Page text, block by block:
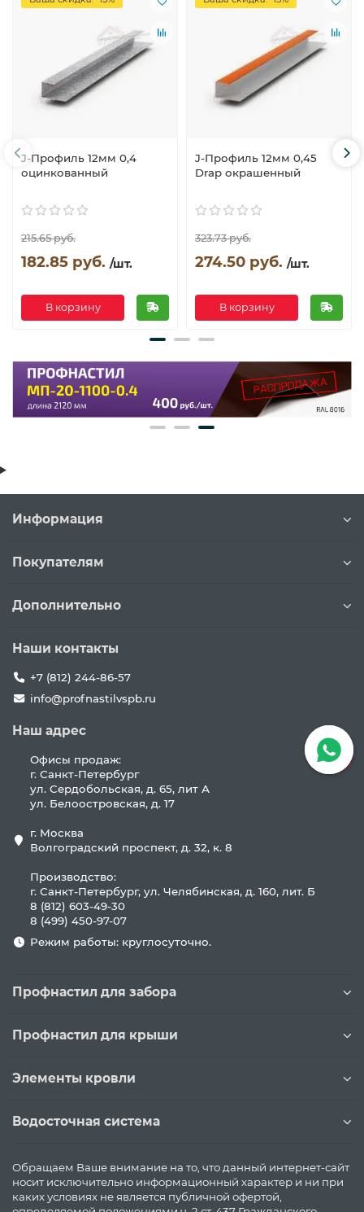
J-Профиль 12мм 0,4
оцинкованный
215.65 руб.
182.85 руб. /шт.
В корзину
J-Профиль 12мм 0,45
Drap окрашенный
323.73 руб.
274.50 руб. /шт.
В корзину
Информация
Покупателям
Дополнительно
Наши контакты
+7 (812) 244-86-57
info@profnastilvspb.ru
Наш адрес
Офисы продаж:
г. Санкт-Петербург
ул. Сердобольская, д. 65, лит А
ул. Белоостровская, д. 17
г. Москва
Волгоградский проспект, д. 32, к. 8
Производство:
г. Санкт-Петербург, ул. Челябинская, д. 160, лит. Б
8 (812) 603-49-30
8 (499) 450-97-07
Режим работы: круглосуточно.
Профнастил для забора
Профнастил для крыши
Элементы кровли
Водосточная система
Обращаем Ваше внимание на то, что данный интернет-сайт
носит исключительно информационный характер и ни при
каких условиях не является публичной офертой,